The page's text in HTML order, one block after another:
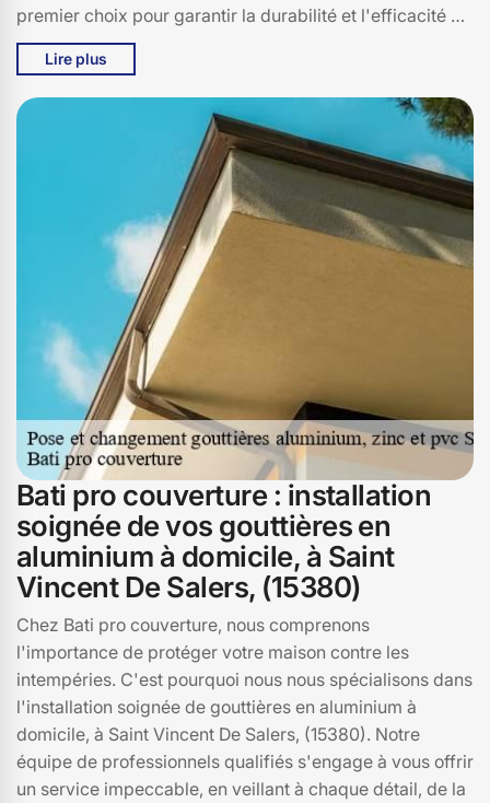
premier choix pour garantir la durabilité et l'efficacité de
nos installations. Que vous soyez à la recherche d'une
solution pour améliorer l'esthétique de votre maison ou
pour prévenir des problèmes d'écoulement d'eau, Bati
pro couverture est votre partenaire de confiance. Nous
comprenons l'importance d'une gouttière bien installée
et nous nous engageons à fournir des services sur
mesure pour répondre à vos besoins spécifiques. Faites
confiance à Bati pro couverture à Saint Vincent De
Salers (15380) pour une solution de remplacement de
gouttières en aluminium qui allie qualité, durabilité et
Lire plus
Bati pro couverture : installation
soignée de vos gouttières en
aluminium à domicile, à Saint
Vincent De Salers, (15380)
Chez Bati pro couverture, nous comprenons
l'importance de protéger votre maison contre les
intempéries. C'est pourquoi nous nous spécialisons dans
l'installation soignée de gouttières en aluminium à
domicile, à Saint Vincent De Salers, (15380). Notre
équipe de professionnels qualifiés s'engage à vous offrir
un service impeccable, en veillant à chaque détail, de la